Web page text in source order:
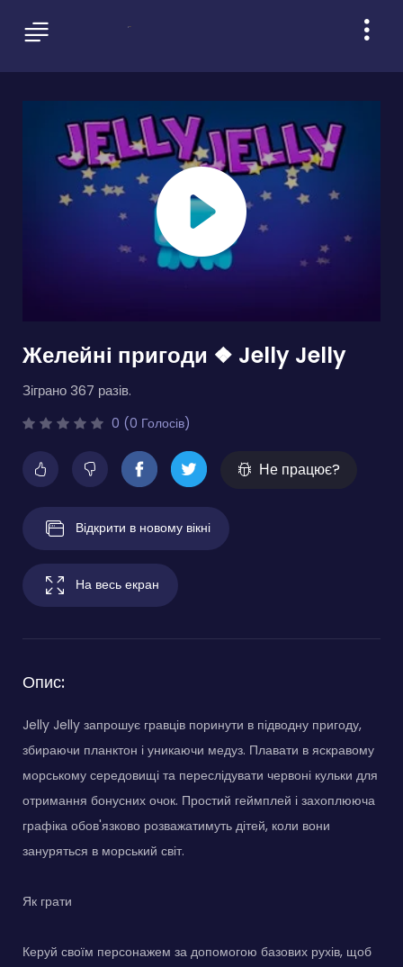
Желейні пригоди ❖ Jelly Jelly
Зіграно 367 разів.
0 (0 Голосів)
Не працює?
Відкрити в новому вікні
На весь екран
Опис:
Jelly Jelly запрошує гравців поринути в підводну пригоду,
збираючи планктон і уникаючи медуз. Плавати в яскравому
морському середовищі та переслідувати червоні кульки для
отримання бонусних очок. Простий геймплей і захоплююча
графіка обов'язково розважатимуть дітей, коли вони
зануряться в морський світ.
Як грати
Керуй своїм персонажем за допомогою базових рухів, щоб